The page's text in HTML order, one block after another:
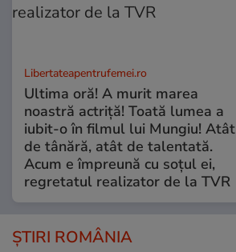
Libertateapentrufemei.ro
Ultima oră! A murit marea
noastră actriță! Toată lumea a
iubit-o în filmul lui Mungiu! Atât
de tânără, atât de talentată.
Acum e împreună cu soțul ei,
regretatul realizator de la TVR
ȘTIRI ROMÂNIA